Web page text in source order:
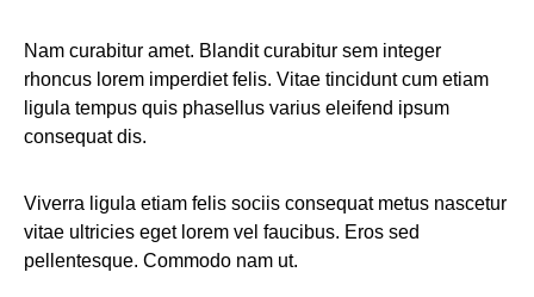
Nam curabitur amet. Blandit curabitur sem integer
rhoncus lorem imperdiet felis. Vitae tincidunt cum etiam
ligula tempus quis phasellus varius eleifend ipsum
consequat dis.
Viverra ligula etiam felis sociis consequat metus nascetur
vitae ultricies eget lorem vel faucibus. Eros sed
pellentesque. Commodo nam ut.